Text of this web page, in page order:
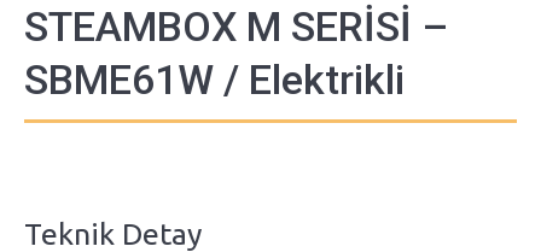
STEAMBOX M SERİSİ –
SBME61W / Elektrikli
Teknik Detay